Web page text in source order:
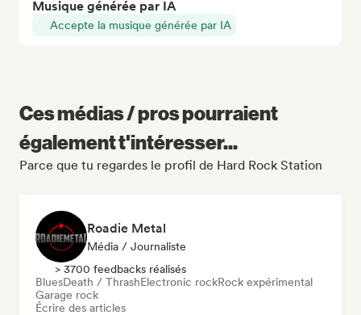
Musique générée par IA
Accepte la musique générée par IA
Ces médias / pros pourraient
également t'intéresser...
Parce que tu regardes le profil de Hard Rock Station
Roadie Metal
Média / Journaliste
> 3700 feedbacks réalisés
BluesDeath / ThrashElectronic rockRock expérimental
Garage rock
Écrire des articles